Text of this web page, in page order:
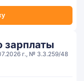
зарплаты
г., № 3.3.259/48